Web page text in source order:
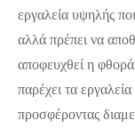
εργαλεία υψηλής
αλλά πρέπει να
αποφευχθεί η
παρέχει τα
προσφέροντας